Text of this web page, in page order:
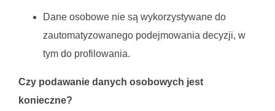
Dane osobowe nie są wykorzystywane do
zautomatyzowanego podejmowania decyzji, w
tym do profilowania.
Czy podawanie danych osobowych jest
konieczne?